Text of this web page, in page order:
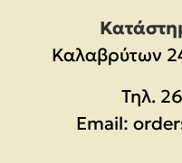
Καλαβρύτων
Τηλ.
Email: